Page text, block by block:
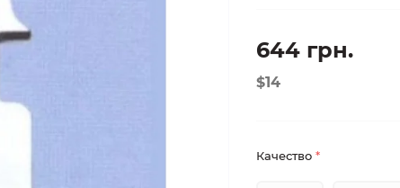
644 грн.
$14
Качество *